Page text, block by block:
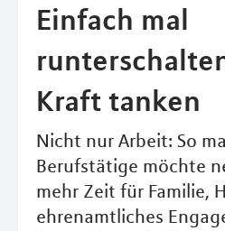
Einfach mal
Kraft tanken
Nicht nur Arbeit: So
Berufstätige möchte
mehr Zeit für Familie,
ehrenamtliches